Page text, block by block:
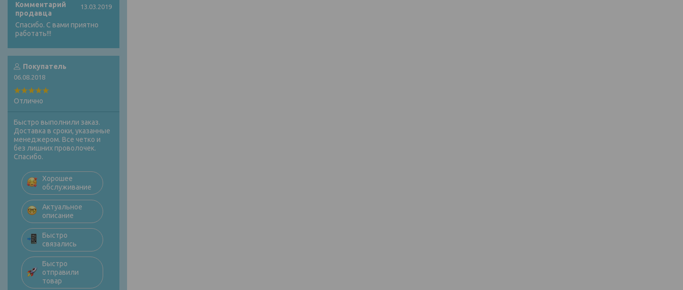
Комментарий
продавца
13.03.2019
Спасибо. С вами приятно
работать!!!
Покупатель
06.08.2018
Отлично
Быстро выполнили заказ.
Доставка в сроки, указанные
менеджером. Все четко и
без лишних проволочек.
Спасибо.
Хорошее
обслуживание
Актуальное
описание
Быстро
связались
Быстро
отправили
товар